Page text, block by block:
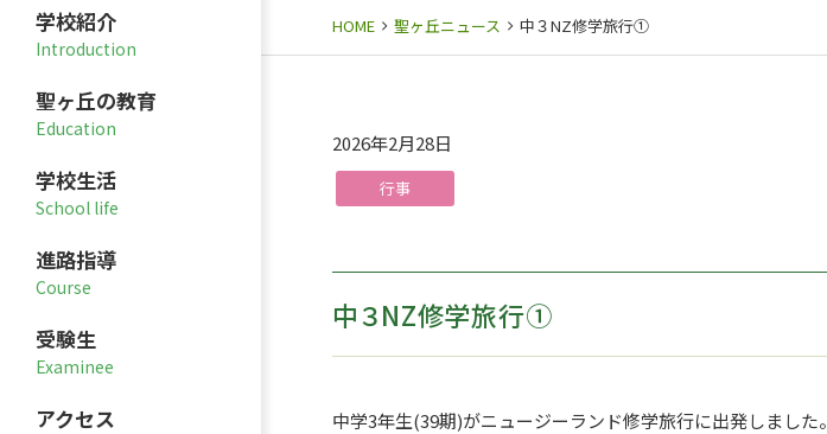
学校紹介
聖ヶ丘の教育
学校生活
進路指導
受験生
アクセス
HOME 聖ヶ丘ニュース 中３NZ修学旅行①
2026年2月28日
行事
中３NZ修学旅行①
中学3年生(39期)がニュージーランド修学旅行に出発しました。